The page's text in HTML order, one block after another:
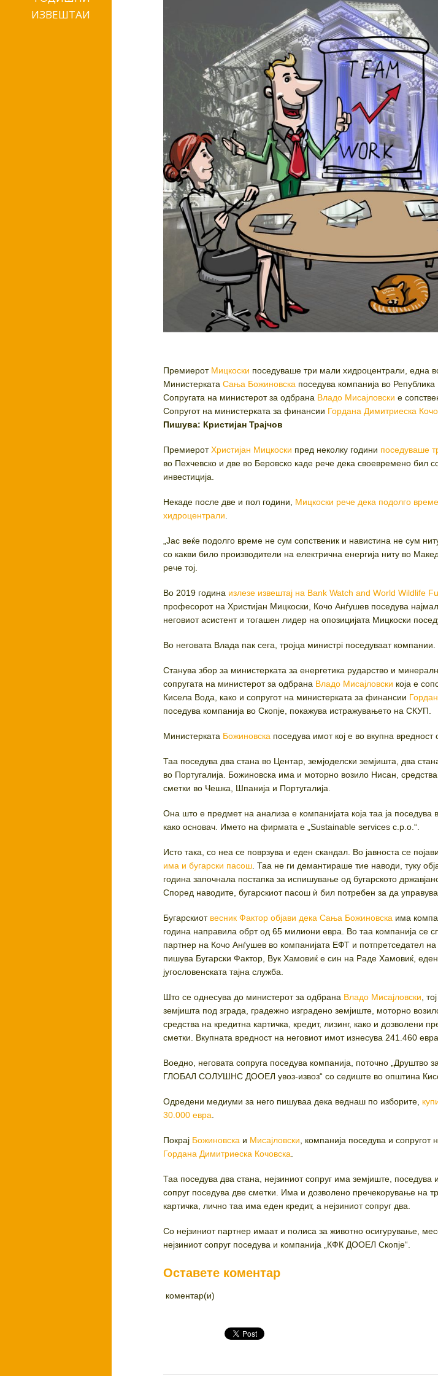
ИЗВЕШТАИ
Премиерот Мицкоски поседуваше три мали хидроцентрали, една
МинистеркатаСања Божиновска поседува компанија во
Сопругата на министерот за одбрана Владо Мисајловски е
Сопругот на министерката за финансии Гордана Димитриеска
Пишува: Кристијан Трајчов
ПремиеротХристијан Мицкоски пред неколку години поседуваше
во Пехчевско и две во Беровско каде рече дека своевремено бил
инвестиција.
Некаде после две и пол години, Мицкоски рече дека подолго
хидроцентрали.
„Јас веќе подолго време не сум сопственик и навистина не сум
со какви било производители на електрична енергија ниту во
рече тој.
Во 2019 година излезе извештај на Bank Watch and World Wildlife
професорот на Христијан Мицкоски, Кочо Анѓушев поседува
неговиот асистент и тогашен лидер на опозицијата Мицкоски
Во неговата Влада пак сега, тројца министрi поседуваат компании.
Станува збор за министерката за енергетика рударство и
сопругата на министерот за одбрана Владо Мисајловски која е
Кисела Вода, како и сопругот на министерката за финансии
поседува компанија во Скопје, покажува истражувањето на СКУП.
Министерката Божиновска поседува имот кој е во вкупна
Таа поседува два стана во Центар, земјоделски земјишта, два
во Португалија. Божиновска има и моторно возило Нисан,
сметки во Чешка, Шпанија и Португалија.
Она што е предмет на анализа е компанијата која таа ја поседува
како основач. Името на фирмата е „Sustainable services с.р.о.“.
Исто така, со неа се поврзува и еден скандал. Во јавноста се
има и бугарски пасош. Таа не ги демантираше тие наводи, туку
година започнала постапка за испишување од бугарското
Според наводите, бугарскиот пасош ѝ бил потребен за да
Бугарскиот весник Фактор објави дека Сања Божиновска има
година направила обрт од 65 милиони евра. Во таа компанија се
партнер на Кочо Анѓушев во компанијата ЕФТ и потпретседател
пишува Бугарски Фактор, Вук Хамовиќ е син на Раде Хамовиќ,
југословенската тајна служба.
Што се однесува до министерот за одбрана Владо Мисајловски,
земјишта под зграда, градежно изградено земјиште, моторно
средства на кредитна картичка, кредит, лизинг, како и дозволени
сметки. Вкупната вредност на неговиот имот изнесува 241.460
Воедно, неговата сопруга поседува компанија, поточно „Друштво
ГЛОБАЛ СОЛУШНС ДООЕЛ увоз-извоз“ со седиште во општина
Одредени медиуми за него пишуваа дека веднаш по изборите,
30.000 евра.
Покрај Божиновска и Мисајловски, компанија поседува и
Гордана Димитриеска Кочовска.
Таа поседува два стана, нејзиниот сопруг има земјиште, поседува
сопруг поседува две сметки. Има и дозволено пречекорување на
картичка, лично таа има еден кредит, а нејзиниот сопруг два.
Со нејзиниот партнер имаат и полиса за животно осигурување,
нејзиниот сопруг поседува и компанија „КФК ДООЕЛ Скопје“.
Оставете коментар
коментар(и)